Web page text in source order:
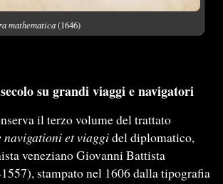
mathematica(1646)
su grandi viaggi e navigatori
il terzo volume del trattato
navigationi et viaggidel diplomatico,
veneziano Giovanni Battista
stampato nel 1606 dalla tipografia